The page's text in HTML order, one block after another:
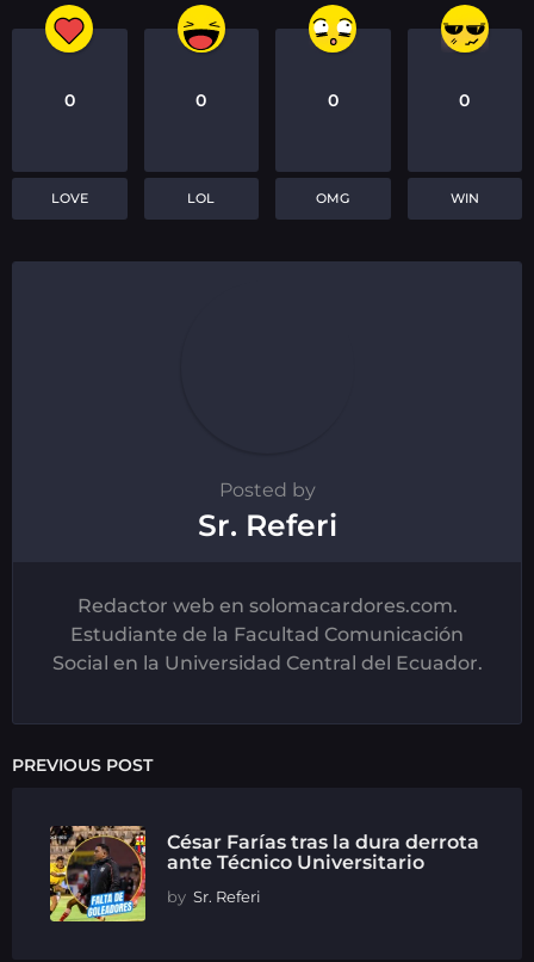
0
LOVE
0
LOL
0
OMG
0
WIN
Posted by
Sr. Referi
Redactor web en solomacardores.com.
Estudiante de la Facultad Comunicación
Social en la Universidad Central del Ecuador.
PREVIOUS POST
César Farías tras la dura derrota
ante Técnico Universitario
by Sr. Referi